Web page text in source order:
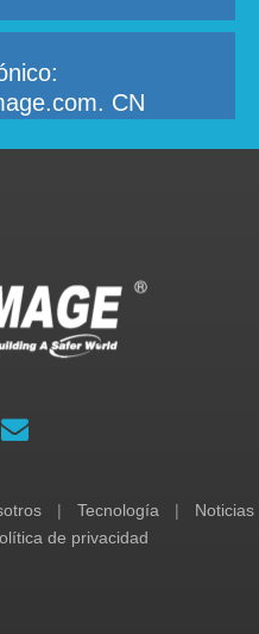
CN
| Tecnología |
Noticias
de privacidad